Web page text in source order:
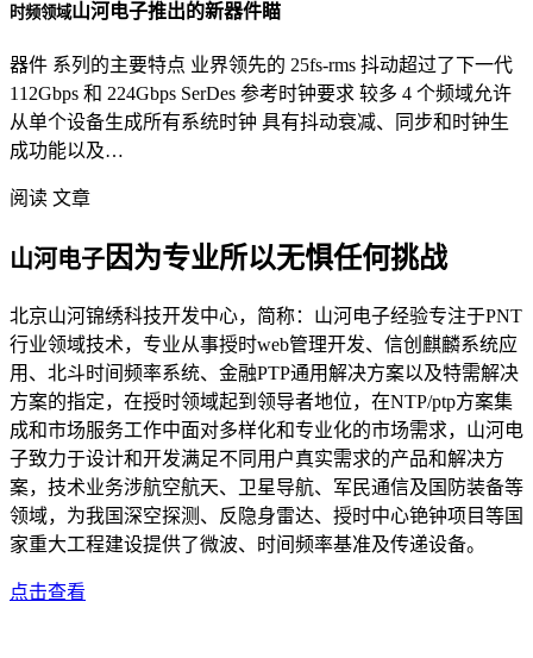
时频领域山河电子推出的新器件瞄
器件 系列的主要特点 业界领先的 25fs-rms 抖动超过了下一代
112Gbps 和 224Gbps SerDes 参考时钟要求 较多 4 个频域允许
从单个设备生成所有系统时钟 具有抖动衰减、同步和时钟生
成功能以及…
阅读 文章
山河电子因为专业所以无惧任何挑战
北京山河锦绣科技开发中心，简称：山河电子经验专注于PNT
行业领域技术，专业从事授时web管理开发、信创麒麟系统应
用、北斗时间频率系统、金融PTP通用解决方案以及特需解决
方案的指定，在授时领域起到领导者地位，在NTP/ptp方案集
成和市场服务工作中面对多样化和专业化的市场需求，山河电
子致力于设计和开发满足不同用户真实需求的产品和解决方
案，技术业务涉航空航天、卫星导航、军民通信及国防装备等
领域，为我国深空探测、反隐身雷达、授时中心铯钟项目等国
家重大工程建设提供了微波、时间频率基准及传递设备。
点击查看